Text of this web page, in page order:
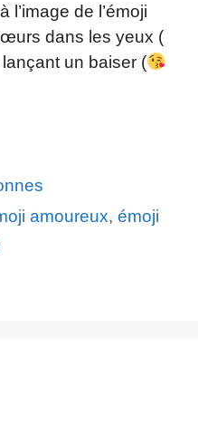
l’image de l’émoji
dans les yeux (
un baiser (
amoureux,émoji